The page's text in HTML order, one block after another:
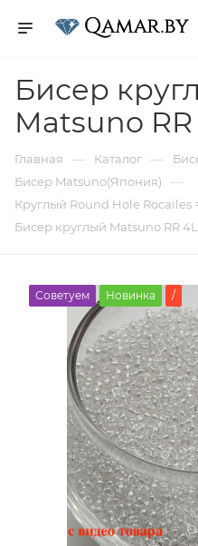
Бисер
Matsuno
Главная — Каталог —
Бисер Matsuno(Япония) —
Круглый Round Hole Rocailes
Бисер круглый Matsuno RR 4L
Советуем Новинка /